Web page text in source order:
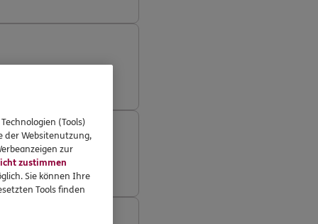
(Tools)
der Websitenutzung,
zur
zustimmen
Sie können Ihre
Tools finden